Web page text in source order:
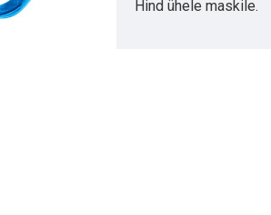
Hind ühele maskile.